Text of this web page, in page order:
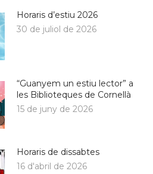
Horaris d’estiu 2026
30 de juliol de 2026
“Guanyem un estiu lector” a
les Biblioteques de Cornellà
15 de juny de 2026
Horaris de dissabtes
16 d'abril de 2026